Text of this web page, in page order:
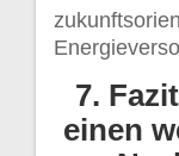
7.
einen